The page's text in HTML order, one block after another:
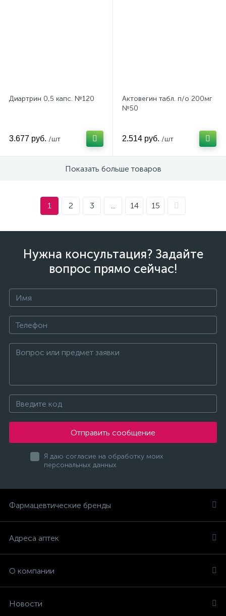
Диартрин 0,5 капс. №120
3.677 руб. /шт
Актовегин табл. п/о 200мг
№50
2.514 руб. /шт
Показать больше товаров
1 2 3 ... 14 15
Нужна консультация? Задайте
вопрос прямо сейчас!
Отправить сообщение
Я даю согласие на обработку моих
персональных данных
Фармацевтические бренды
Адреса аптек
О компании
Новости